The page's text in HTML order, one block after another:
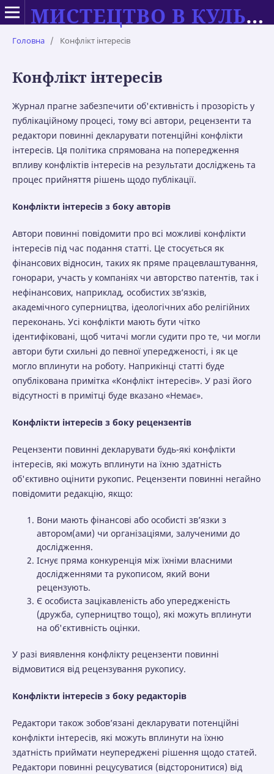
МИСТЕЦТВО В КУЛЬТУРІ СУЧАСНОСТІ: ТЕОРІЯ ТА ПРАКТИКА НАВЧАННЯ
Головна / Конфлікт інтересів
Конфлікт інтересів
Журнал прагне забезпечити об'єктивність і прозорість у
публікаційному процесі, тому всі автори, рецензенти та
редактори повинні декларувати потенційні конфлікти
інтересів. Ця політика спрямована на попередження
впливу конфліктів інтересів на результати досліджень та
процес прийняття рішень щодо публікації.
Конфлікти інтересів з боку авторів
Автори повинні повідомити про всі можливі конфлікти
інтересів під час подання статті. Це стосується як
фінансових відносин, таких як пряме працевлаштування,
гонорари, участь у компаніях чи авторство патентів, так і
нефінансових, наприклад, особистих зв’язків,
академічного суперництва, ідеологічних або релігійних
переконань. Усі конфлікти мають бути чітко
ідентифіковані, щоб читачі могли судити про те, чи могли
автори бути схильні до певної упередженості, і як це
могло вплинути на роботу. Наприкінці статті буде
опублікована примітка «Конфлікт інтересів». У разі його
відсутності в примітці буде вказано «Немає».
Конфлікти інтересів з боку рецензентів
Рецензенти повинні декларувати будь-які конфлікти
інтересів, які можуть вплинути на їхню здатність
об'єктивно оцінити рукопис. Рецензенти повинні негайно
повідомити редакцію, якщо:
Вони мають фінансові або особисті зв’язки з
автором(ами) чи організаціями, залученими до
дослідження.
Існує пряма конкуренція між їхніми власними
дослідженнями та рукописом, який вони
рецензують.
Є особиста зацікавленість або упередженість
(дружба, суперництво тощо), які можуть вплинути
на об'єктивність оцінки.
У разі виявлення конфлікту рецензенти повинні
відмовитися від рецензування рукопису.
Конфлікти інтересів з боку редакторів
Редактори також зобов’язані декларувати потенційні
конфлікти інтересів, які можуть вплинути на їхню
здатність приймати неупереджені рішення щодо статей.
Редактори повинні рецусуватися (відсторонитися) від